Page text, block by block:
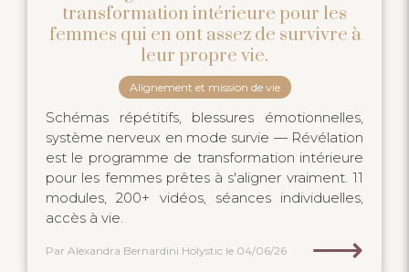
transformation intérieure pour les
femmes qui en ont assez de survivre à
leur propre vie.
Alignement et mission de vie
Schémas répétitifs, blessures émotionnelles,
système nerveux en mode survie — Révélation
est le programme de transformation intérieure
pour les femmes prêtes à s'aligner vraiment. 11
modules, 200+ vidéos, séances individuelles,
accès à vie.
Par Alexandra Bernardini Holystic le 04/06/26 ⟶